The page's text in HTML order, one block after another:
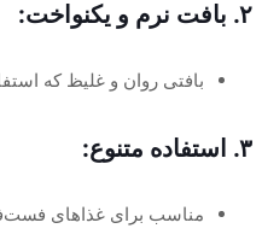
۲. بافت نرم و یکنواخت:
بافتی روان و غلیظ که
۳. استفاده متنوع:
مناسب برای غذاهای